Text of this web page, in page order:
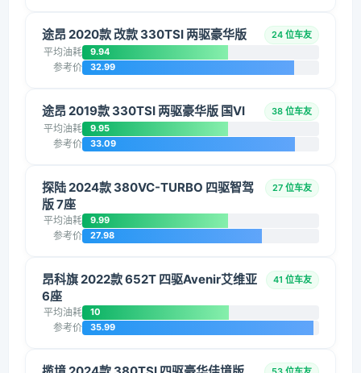
途昂 2020款 改款 330TSI 两驱豪华版 24 位车友
平均油耗 9.94
参考价 32.99
途昂 2019款 330TSI 两驱豪华版 国VI 38 位车友
平均油耗 9.95
参考价 33.09
探陆 2024款 380VC-TURBO 四驱智驾
版 7座
27 位车友
平均油耗 9.99
参考价 27.98
昂科旗 2022款 652T 四驱Avenir艾维亚
6座
41 位车友
平均油耗 10
参考价 35.99